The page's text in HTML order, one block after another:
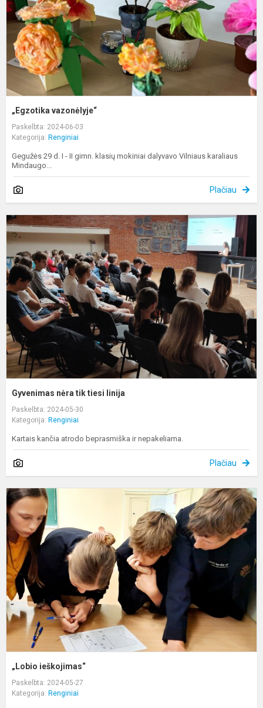
„Egzotika vazonėlyje“
Paskelbta: 2024-06-03
Kategorija: Renginiai
Gegužės 29 d. I - II gimn. klasių mokiniai dalyvavo Vilniaus karaliaus
Mindaugo...
Plačiau
Gyvenimas nėra tik tiesi linija
Paskelbta: 2024-05-30
Kategorija: Renginiai
Kartais kančia atrodo beprasmiška ir nepakeliama.
Plačiau
„Lobio ieškojimas“
Paskelbta: 2024-05-27
Kategorija: Renginiai